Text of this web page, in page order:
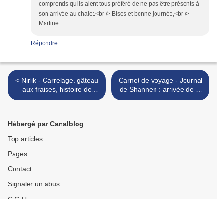
comprends qu'ils aient tous préféré de ne pas être présents à
son arrivée au chalet.<br /> Bises et bonne journée,<br />
Martine
Répondre
< Nirlik - Carrelage, gâteau
aux fraises, histoire de
Rose et recette
Carnet de voyage - Journal
de Shannen : arrivée de la
productrice >
Hébergé par Canalblog
Top articles
Pages
Contact
Signaler un abus